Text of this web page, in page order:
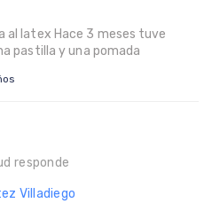
al latex Hace 3 meses tuve
pastilla y una pomada
responde
Villadiego